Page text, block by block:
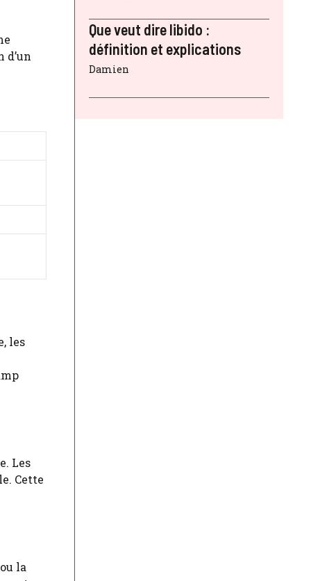
les
Les
Cette
la
Que veut dire libido :
définition et explications
Damien